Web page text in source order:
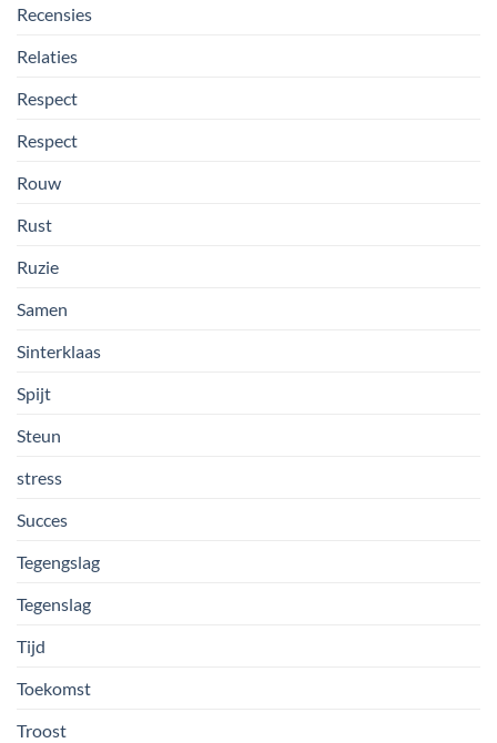
Recensies
Relaties
Respect
Respect
Rouw
Rust
Ruzie
Samen
Sinterklaas
Spijt
Steun
stress
Succes
Tegengslag
Tegenslag
Tijd
Toekomst
Troost